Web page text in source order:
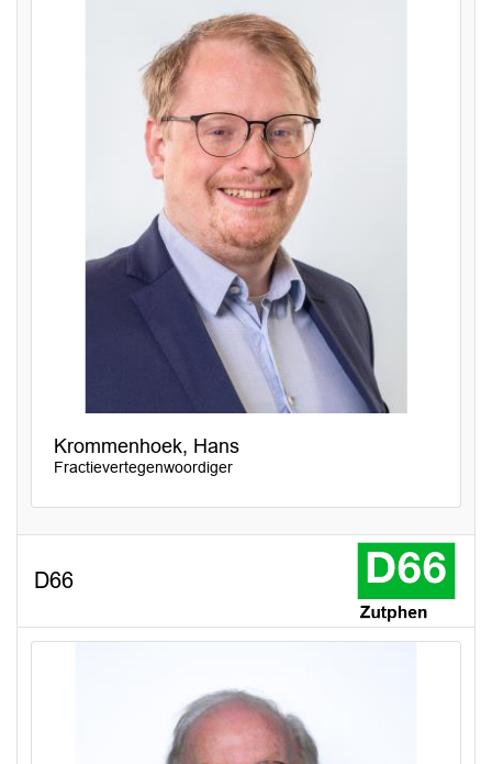
Krommenhoek, Hans
Fractievertegenwoordiger
D66